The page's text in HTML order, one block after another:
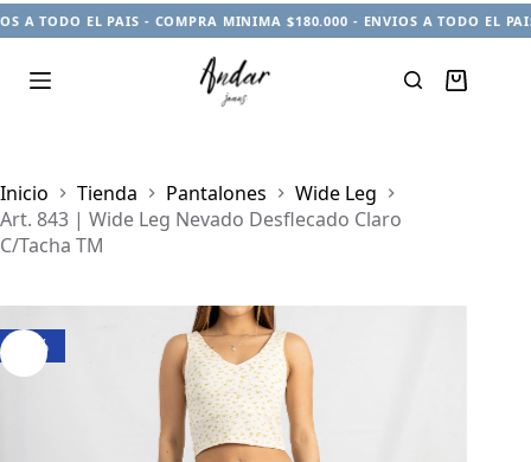
EL PAIS - COMPRA MINIMA $180.000 - ENVIOS A TODO EL PAIS
Carro
Inicio
Tienda Pantalones
Wide Leg
Art. 843 | Wide Leg Nevado Desflecado Claro
C/Tacha TM
-6%